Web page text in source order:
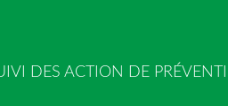
DES ACTION DE